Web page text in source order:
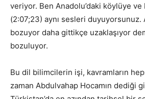
veriyor. Ben Anadolu’daki köylüye ve
(2:07;23) aynı sesleri
bozuyor daha gittikçe uzaklaşıyor
bozuluyor.
Bu dil bilimcilerin işi, kavramların
zaman Abdulvahap Hocamın dediği